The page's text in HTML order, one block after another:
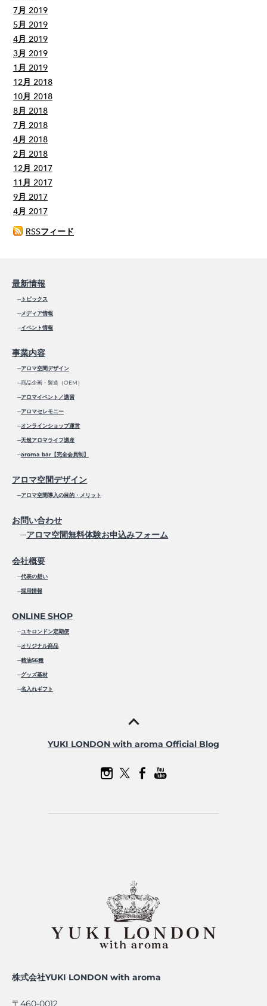
7月 2019
5月 2019
4月 2019
3月 2019
1月 2019
12月 2018
10月 2018
8月 2018
7月 2018
4月 2018
2月 2018
12月 2017
11月 2017
9月 2017
4月 2017
RSSフィード
最新情報
─トピックス
─メディア情報
─イベント情報
事業内容
─アロマ空間デザイン
─商品企画・製造（OEM）
─アロマイベント／講習
─アロマセレモニー
─オンラインショップ運営
─天然アロマライフ講座
─aroma bar【完全会員制】
アロマ空間デザイン
─アロマ空間導入の目的・メリット
お問い合わせ
─アロマ空間無料体験お申込みフォーム
会社概要
─代表の想い
─採用情報
ONLINE SHOP
─ユキロンドン定期便
─オリジナル商品
─精油56種
─グッズ基材
─名入れギフト
YUKI LONDON with aroma Official Blog
株式会社YUKI LONDON with aroma
〒460-0012